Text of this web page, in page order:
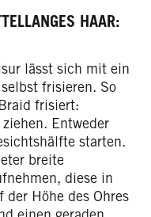
HAAR:
lässt sich mit ein
frisieren. So
frisiert:
Entweder
starten.
breite
diese in
Höhe des Ohres